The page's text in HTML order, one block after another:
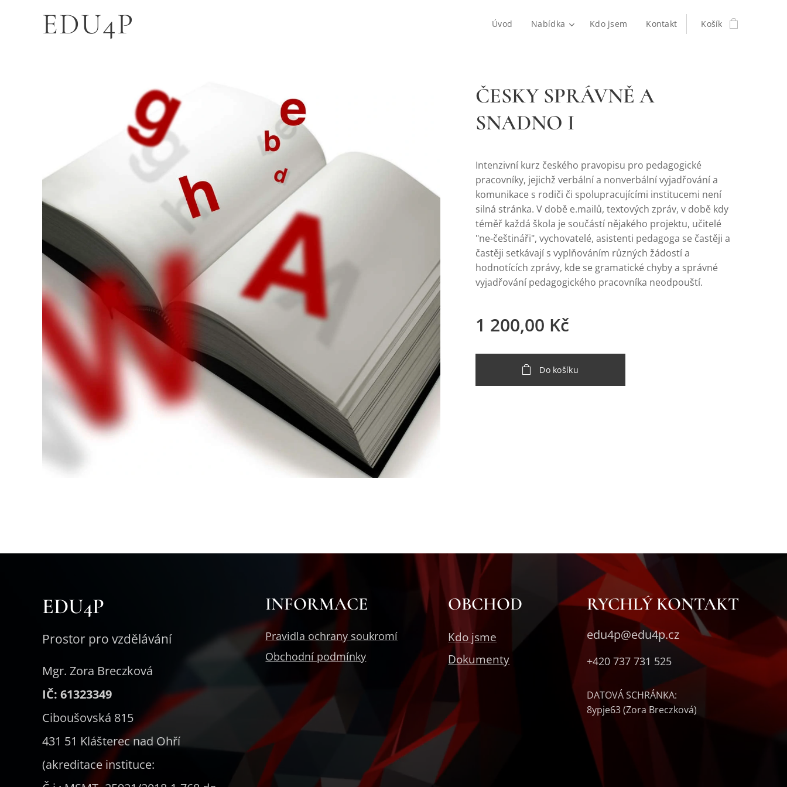
EDU4P Úvod Nabídka Kdo jsem Kontakt Košík
ČESKY SPRÁVNĚ A
SNADNO I
Intenzivní kurz českého pravopisu pro pedagogické
pracovníky, jejichž verbální a nonverbální vyjadřování a
komunikace s rodiči či spolupracujícími institucemi není
silná stránka. V době e.mailů, textových zpráv, v době kdy
téměř každá škola je součástí nějakého projektu, učitelé
"ne-češtináři", vychovatelé, asistenti pedagoga se častěji a
častěji setkávají s vyplňováním různých žádostí a
hodnotících zprávy, kde se gramatické chyby a správné
vyjadřování pedagogického pracovníka neodpouští.
1 200,00 Kč
Do košíku
EDU4P
Prostor pro vzdělávání
Mgr. Zora Breczková
IČ: 61323349
Ciboušovská 815
431 51 Klášterec nad Ohří
(akreditace instituce:
INFORMACE
Pravidla ochrany soukromí
Obchodní podmínky
OBCHOD
Kdo jsme
Dokumenty
RYCHLÝ KONTAKT
edu4p@edu4p.cz
+420 737 731 525
DATOVÁ SCHRÁNKA:
8ypje63 (Zora Breczková)